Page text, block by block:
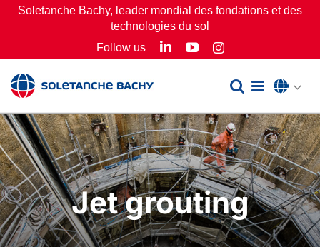
Passer
Soletanche Bachy, leader mondial des fondations et des
technologies du sol
Follow us
LinkedInYouTubeInstagram
Jet grouting